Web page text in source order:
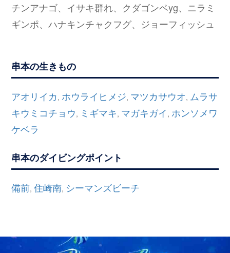
チンアナゴ、イサキ群れ、クダゴンベyg、ニラミ
ギンポ、ハナキンチャクフグ、ジョーフィッシュ
串本の生きもの
アオリイカ, ホウライヒメジ, マツカサウオ, ムラサ
キウミコチョウ, ミギマキ, マガキガイ , ホンソメワ
ケベラ
串本のダイビングポイント
備前,住崎南, シーマンズビーチ